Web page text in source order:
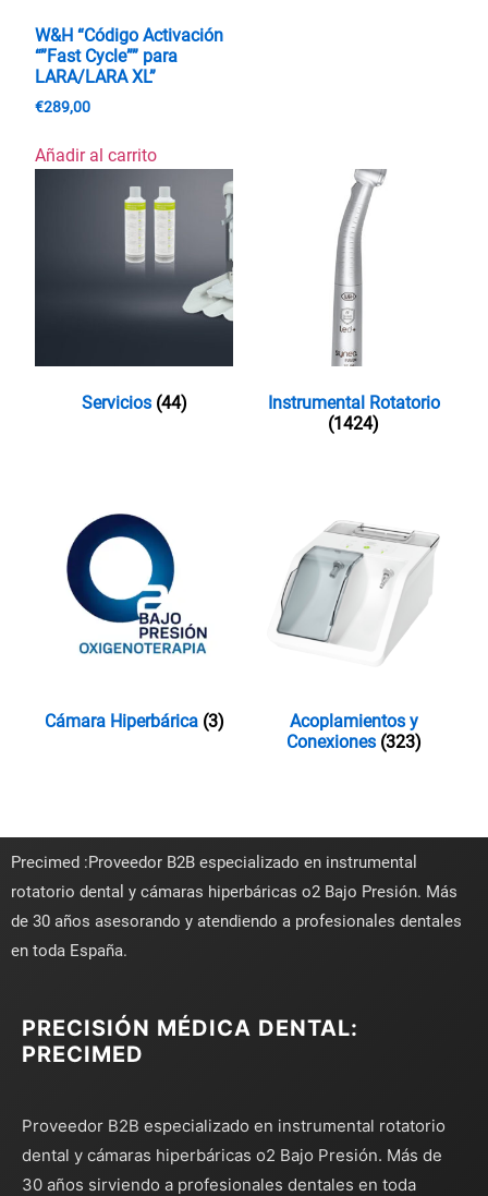
W&H “Código Activación
“”Fast Cycle”” para
LARA/LARA XL”
€289,00
Añadir al carrito
Servicios (44)
Instrumental Rotatorio
(1424)
Cámara Hiperbárica (3)
Acoplamientos y
Conexiones (323)
Precimed :Proveedor B2B especializado en instrumental
rotatorio dental y cámaras hiperbáricas o2 Bajo Presión. Más
de 30 años asesorando y atendiendo a profesionales dentales
en toda España.
PRECISIÓN MÉDICA DENTAL:
PRECIMED
Proveedor B2B especializado en instrumental rotatorio
dental y cámaras hiperbáricas o2 Bajo Presión. Más de
30 años sirviendo a profesionales dentales en toda